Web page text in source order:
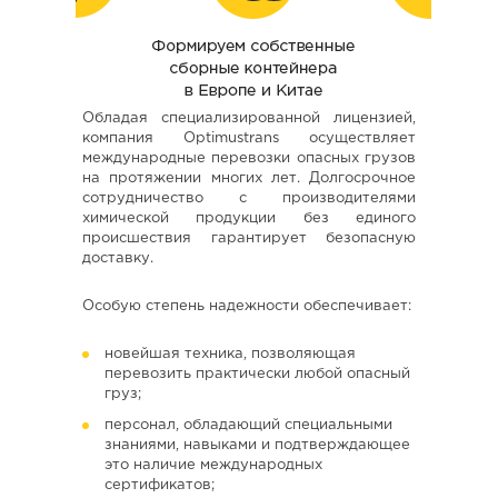
Обладая специализированной лицензией,
компания Optimustrans осуществляет
международные перевозки опасных грузов
на протяжении многих лет. Долгосрочное
сотрудничество с производителями
химической продукции без единого
происшествия гарантирует безопасную
доставку.
Особую степень надежности обеспечивает:
новейшая техника, позволяющая
перевозить практически любой опасный
груз;
персонал, обладающий специальными
знаниями, навыками и подтверждающее
это наличие международных
сертификатов;